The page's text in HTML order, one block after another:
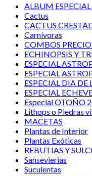
ALBUM
Cactus
CACTUS
Carnívoras
COMBOS
ECHINOPSIS Y
ESPECIAL
ESPECIAL
ESPECIAL DIA DE
ESPECIAL
Especial OTOÑO
Lithops o Piedras
MACETAS
Plantas de Interior
Plantas Exóticas
REBUTIAS Y
Sansevierias
Suculentas